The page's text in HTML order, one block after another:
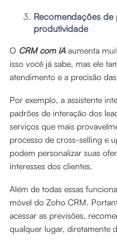
Recomendações
produtividade
O CRM com IAaumenta
isso você já sabe, mas ele
atendimento e a precisão
Por exemplo, a assistente
padrões de interação dos
serviços que mais
processo de cross-selling e
podem personalizar suas
interesses dos clientes.
Além de todas essas
móvel do Zoho CRM.
acessar as previsões,
qualquer lugar, diretamente